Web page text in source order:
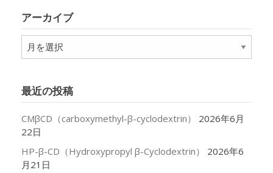
ー
アーカイブ
ア
ー
ブ
最近の投稿
CMβCD（carboxymethyl-β-cyclodextrin）
2026年6月
22日
HP-β-CD（Hydroxypropyl β-Cyclodextrin）
2026年6
月21日